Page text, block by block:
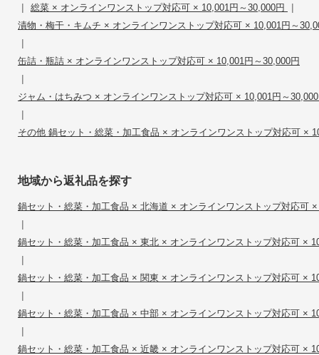
| 総菜 × オンラインワンストップ対応可 × 10,001円～30,000円 |
漬物・梅干・キムチ × オンラインワンストップ対応可 × 10,001円～
|
缶詰・瓶詰 × オンラインワンストップ対応可 × 10,001円～30,000円
|
ジャム・はちみつ × オンラインワンストップ対応可 × 10,001円～
|
その他 鍋セット・総菜・加工食品 × オンラインワンストップ対応可 ×
地域から返礼品を探す
鍋セット・総菜・加工食品 × 北海道 × オンラインワンストップ対応可
|
鍋セット・総菜・加工食品 × 東北 × オンラインワンストップ対応可 ×
|
鍋セット・総菜・加工食品 × 関東 × オンラインワンストップ対応可 ×
|
鍋セット・総菜・加工食品 × 中部 × オンラインワンストップ対応可 ×
|
鍋セット・総菜・加工食品 × 近畿 × オンラインワンストップ対応可 ×